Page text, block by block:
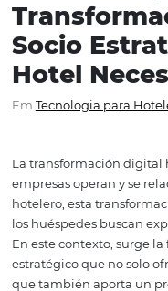
Socio
Hotel
EmTecnologia para
La transformación
empresas operan y